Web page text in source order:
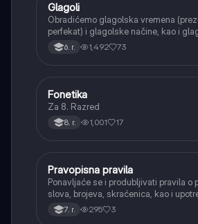
Srpski jezik
Glagoli
Obradićemo glagolska vremena
perfekat) i glagolske načine, kao i
(infinitiv, glagolski pridevi i prilozi) i
(svršeni i nesvršeni).
6. r. 1,492 73
Srpski jezik
Fonetika
Za 8. Razred
8. r. 1,001 17
Srpski jezik
Pravopisna pravila
Ponavljaće se i produbljivati pravila o
slova, brojeva, skraćenica, kao i
interpunkcije, sa posebnim fokusom
složenoj rečenici.
7. r. 295 3